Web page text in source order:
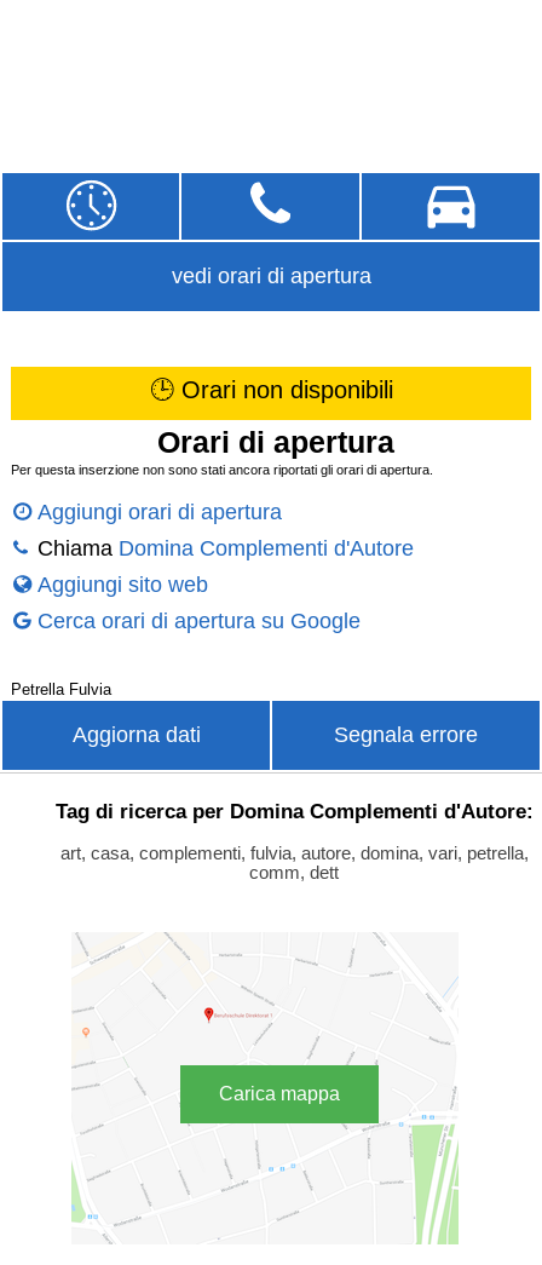
vedi orari di apertura
🕒 Orari non disponibili
Orari di apertura
Per questa inserzione non sono stati ancora riportati gli orari di apertura.
Aggiungi orari di apertura
Chiama Domina Complementi d'Autore
Aggiungi sito web
Cerca orari di apertura su Google
Petrella Fulvia
Aggiorna dati Segnala errore
Tag di ricerca per Domina Complementi d'Autore:
art, casa, complementi, fulvia, autore, domina, vari, petrella,
comm, dett
Carica mappa